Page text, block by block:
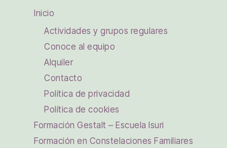
Inicio
Actividades y grupos regulares
Conoce al equipo
Alquiler
Contacto
Política de privacidad
Política de cookies
Formación Gestalt – Escuela Isuri
Formación en Constelaciones Familiares